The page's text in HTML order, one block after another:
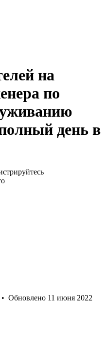
на
по
день в
• Обновлено 11 июня 2022